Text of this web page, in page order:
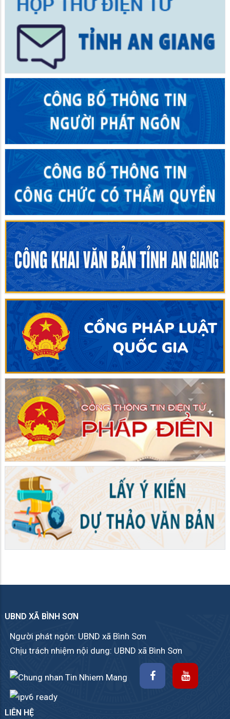
UBND XÃ BÌNH SƠN
Người phát ngôn: UBND xã Bình Sơn
Chịu trách nhiệm nội dung: UBND xã Bình Sơn
LIÊN HỆ